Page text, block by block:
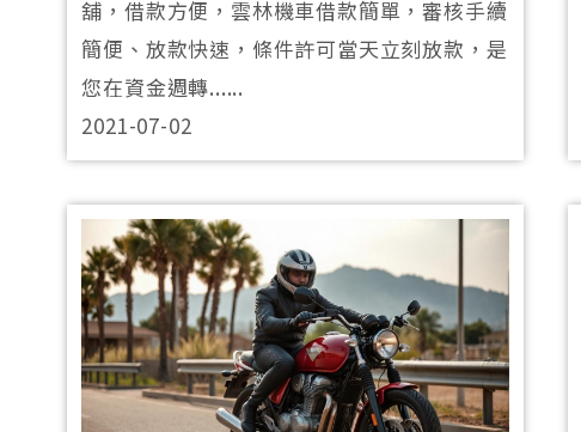
舖，借款方便，雲林機車借款簡單，審核手續
簡便、放款快速，條件許可當天立刻放款，是
您在資金週轉......
2021-07-02